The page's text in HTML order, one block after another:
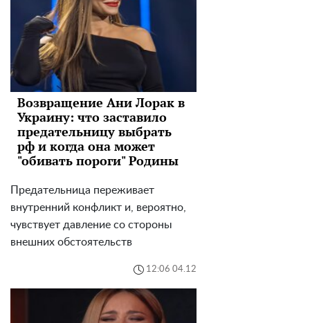
Возвращение Ани Лорак в
Украину: что заставило
предательницу выбрать
рф и когда она может
"обивать пороги" Родины
Предательница переживает
внутренний конфликт и, вероятно,
чувствует давление со стороны
внешних обстоятельств
12:06 04.12